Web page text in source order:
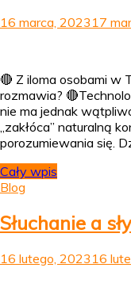
16 marca, 2023 17
🔴 Z iloma osobami w
rozmawia?
nie ma jednak
„zakłóca” naturalną
porozumiewania się.
Cały wpis
Blog
Słuchanie a
16 lutego, 2023 16